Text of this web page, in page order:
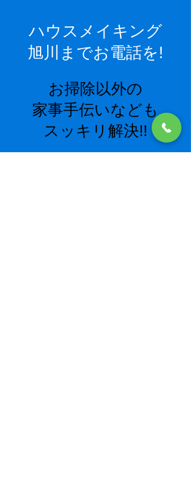
ハウスメイキング
旭川までお電話を!
お掃除以外の
家事手伝いなども
​スッキリ解決!!